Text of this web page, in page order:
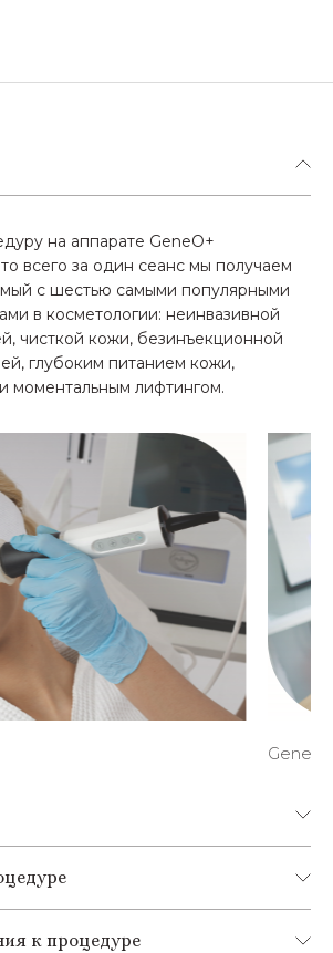
на аппарате GeneO+
всего за один сеанс мы получаем
с шестью самыми популярными
в косметологии: неинвазивной
чисткой кожи, безинъекционной
глубоким питанием кожи,
моментальным лифтингом.
Geneo+
к процедуре